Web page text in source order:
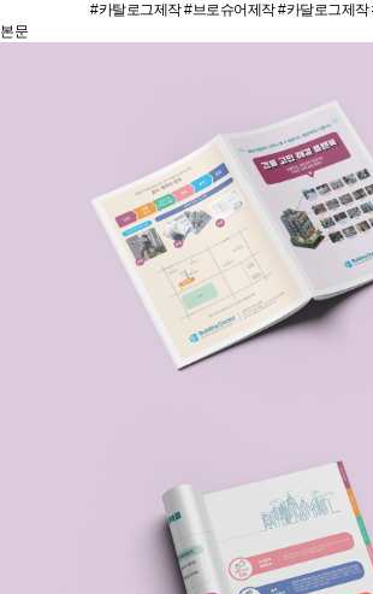
#카탈로그제작 #브로슈어제작 #카달로그제작
본문